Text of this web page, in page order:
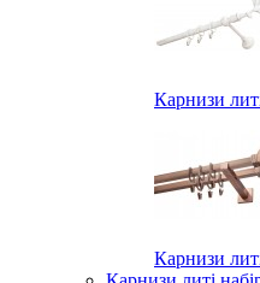
Карнизи
Карнизи